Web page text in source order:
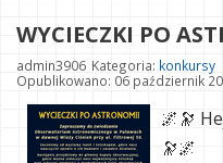
WYCIECZKI PO
admin3906 Kategoria: konkursy
Opublikowano: 06 październik
🌌🔭
🔭🌌